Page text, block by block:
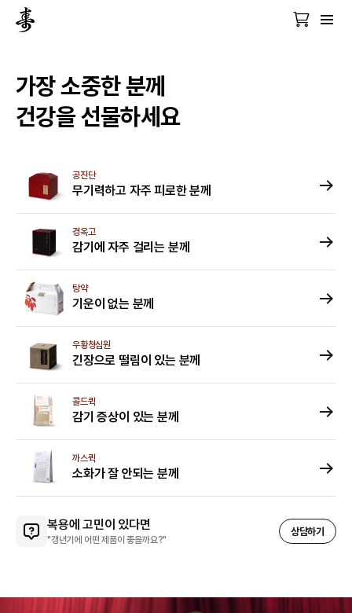
가장 소중한 분께
건강을 선물하세요
공진단
무기력하고 자주 피로한 분께
경옥고
감기에 자주 걸리는 분께
탕약
기운이 없는 분께
우황청심원
긴장으로 떨림이 있는 분께
콜드퀵
감기 증상이 있는 분께
까스퀵
소화가 잘 안되는 분께
복용에 고민이 있다면
"체질에 상관없이 먹어도 될까요?"
상담하기